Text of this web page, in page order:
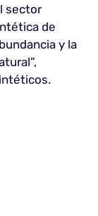
sector
de
y la